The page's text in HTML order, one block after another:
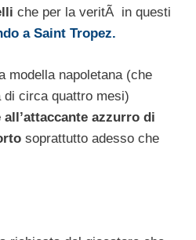
che per la veritÃ in questi
a Saint Tropez.
modella napoletana (che
circa quattro mesi)
all’attaccante azzurro di
soprattutto adesso che